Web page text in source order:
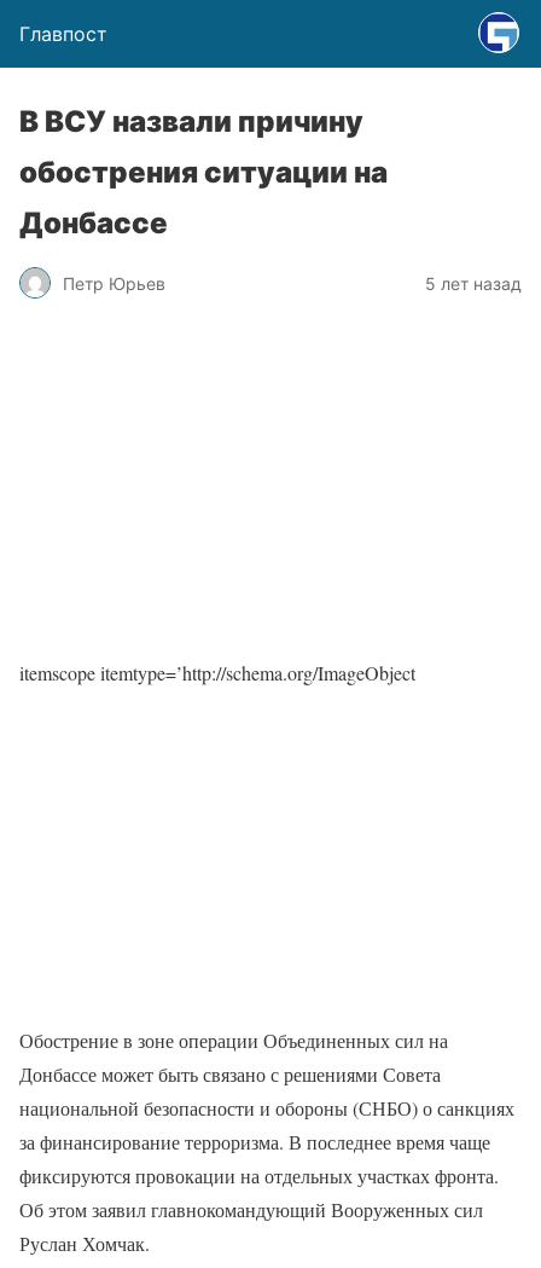
Главпост
В ВСУ назвали причину
обострения ситуации на
Донбассе
Петр Юрьев 5 лет назад
itemscope itemtype=’http://schema.org/ImageObject
Обострение в зоне операции Объединенных сил на
Донбассе может быть связано с решениями Совета
национальной безопасности и обороны (СНБО) о санкциях
за финансирование терроризма. В последнее время чаще
фиксируются провокации на отдельных участках фронта.
Об этом заявил главнокомандующий Вооруженных сил
Руслан Хомчак.